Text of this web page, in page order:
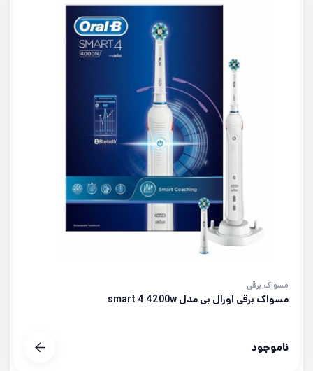
مسواک برقی
مسواک برقی اورال بی مدل smart 4 4200w
ناموجود